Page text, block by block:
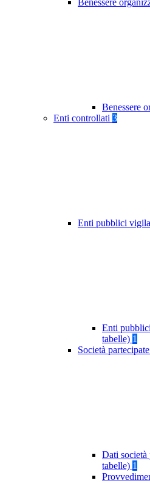
Benessere
Benessere
Enti controllati 3
Enti pubblici
Enti
tabelle) 1
Società partecipate
Dati società
tabelle) 1